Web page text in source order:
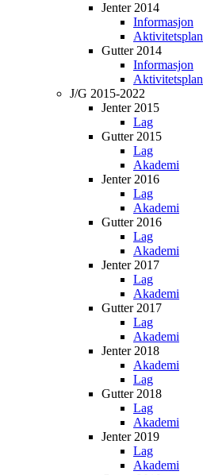
Jenter 2014
Informasjon
Aktivitetsplan
Gutter 2014
Informasjon
Aktivitetsplan
J/G 2015-2022
Jenter 2015
Lag
Gutter 2015
Lag
Akademi
Jenter 2016
Lag
Akademi
Gutter 2016
Lag
Akademi
Jenter 2017
Lag
Akademi
Gutter 2017
Lag
Akademi
Jenter 2018
Akademi
Lag
Gutter 2018
Lag
Akademi
Jenter 2019
Lag
Akademi